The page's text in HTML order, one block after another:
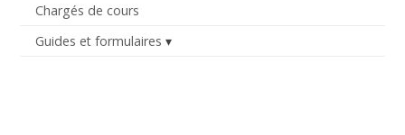
Chargés de cours
Guides et formulaires